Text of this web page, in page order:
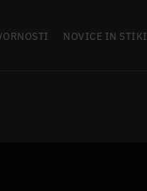
NOVICE IN STIKI